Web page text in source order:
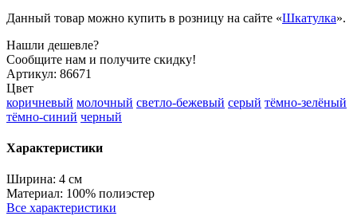
Данный товар можно купить в розницу на сайте «Шкатулка».
Нашли дешевле?
Сообщите нам и получите скидку!
Артикул: 86671
Цвет
коричневый молочный светло-бежевый серый тёмно-зелёный
тёмно-синий черный
Характеристики
Ширина: 4 см
Материал: 100% полиэстер
Все характеристики